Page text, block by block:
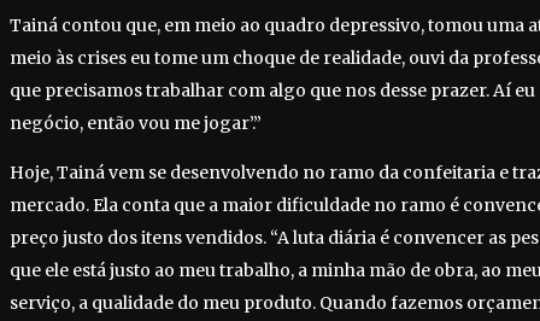
Tainá contou que, em meio ao quadro depressivo, tomou uma
meio às crises eu tome um choque de realidade, ouvi da
que precisamos trabalhar com algo que nos desse prazer. Aí
negócio, então vou me jogar’.”
Hoje, Tainá vem se desenvolvendo no ramo da confeitaria e
mercado. Ela conta que a maior dificuldade no ramo é
preço justo dos itens vendidos. “A luta diária é convencer as
que ele está justo ao meu trabalho, a minha mão de obra, ao
serviço, a qualidade do meu produto. Quando fazemos